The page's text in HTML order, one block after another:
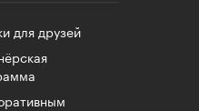
для друзей